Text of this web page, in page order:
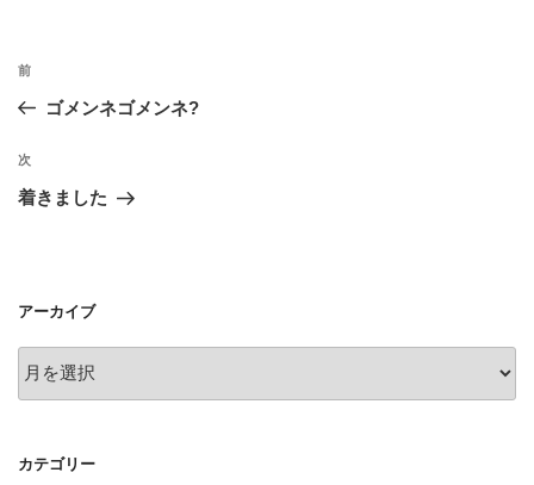
投
ビ
ゲ
ン
前
の
稿
前
ゴメンネゴメンネ?
次
の
次
着きました
アーカイブ
ー
ブ
カテゴリー